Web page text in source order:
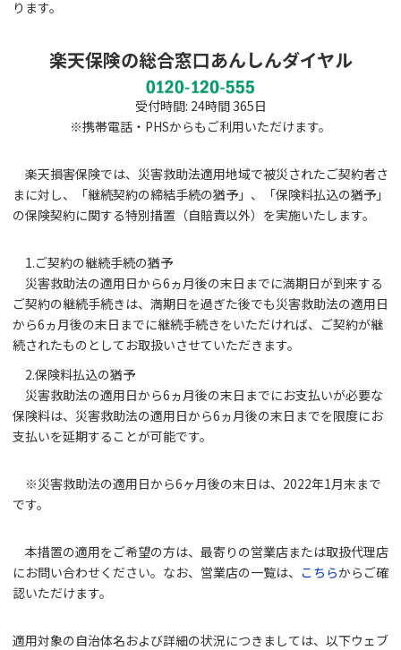
ります。
楽天保険の総合窓口あんしんダイヤル
受付時間: 24時間 365日
※携帯電話・PHSからもご利用いただけます。
楽天損害保険では、災害救助法適用地域で被災されたご契約者さ
まに対し、「継続契約の締結手続の猶予」、「保険料払込の猶予」
の保険契約に関する特別措置（自賠責以外）を実施いたします。
1.ご契約の継続手続の猶予
災害救助法の適用日から6ヵ月後の末日までに満期日が到来する
ご契約の継続手続きは、満期日を過ぎた後でも災害救助法の適用日
から6ヵ月後の末日までに継続手続きをいただければ、ご契約が継
続されたものとしてお取扱いさせていただきます。
2.保険料払込の猶予
災害救助法の適用日から6ヵ月後の末日までにお支払いが必要な
保険料は、災害救助法の適用日から6ヵ月後の末日までを限度にお
支払いを延期することが可能です。
※災害救助法の適用日から6ヶ月後の末日は、2022年1月末まで
です。
本措置の適用をご希望の方は、最寄りの営業店または取扱代理店
にお問い合わせください。なお、営業店の一覧は、 こちらからご確
認いただけます。
適用対象の自治体名および詳細の状況につきましては、以下ウェブ